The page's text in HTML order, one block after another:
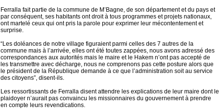
Ferralla fait partie de la commune de M’Bagne, de son département et du pays et
par conséquent, ses habitants ont droit à tous programmes et projets nationaux,
ont martelé ceux qui ont pris la parole pour exprimer leur mécontentement et
surprise.
“Les doléances de notre village figuraient parmi celles des 7 autres de la
commune mais à l’arrivée, elles ont été toutes zappées, nous avons adressé des
correspondances aux autorités mais le maire et le Hakem n’ont pas accepté de
les transmettre avec décharge, nous ne comprenons pas cette posture alors que
le président de la République demande à ce que l’administration soit au service
des citoyens”, disent-ils.
Les ressortissants de Ferralla disent attendre les explications de leur maire dont le
plaidoyer n’aurait pas convaincu les missionnaires du gouvernement à prendre
en compte leurs revendications.